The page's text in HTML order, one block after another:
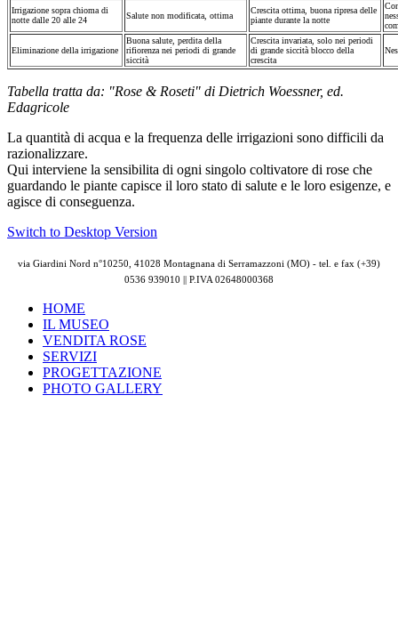
Irrigazione sopra chioma di
notte dalle 20 alle 24
Salute non modificata, ottima
Crescita ottima, buona ripresa delle
piante durante la notte
Eliminazione della irrigazione
Buona salute, perdita della
rifiorenza nei periodi di grande
siccità
Crescita invariata, solo nei periodi
di grande siccità blocco della
crescita
Tabella tratta da: "Rose & Roseti" di Dietrich Woessner, ed.
Edagricole
La quantità di acqua e la frequenza delle irrigazioni sono difficili da
razionalizzare.
Qui interviene la sensibilita di ogni singolo coltivatore di rose che
guardando le piante capisce il loro stato di salute e le loro esigenze, e
agisce di conseguenza.
Switch to Desktop Version
via Giardini Nord n°10250, 41028 Montagnana di Serramazzoni (MO) - tel. e fax (+39)
0536 939010 || P.IVA 02648000368
HOME
IL MUSEO
VENDITA ROSE
SERVIZI
PROGETTAZIONE
PHOTO GALLERY